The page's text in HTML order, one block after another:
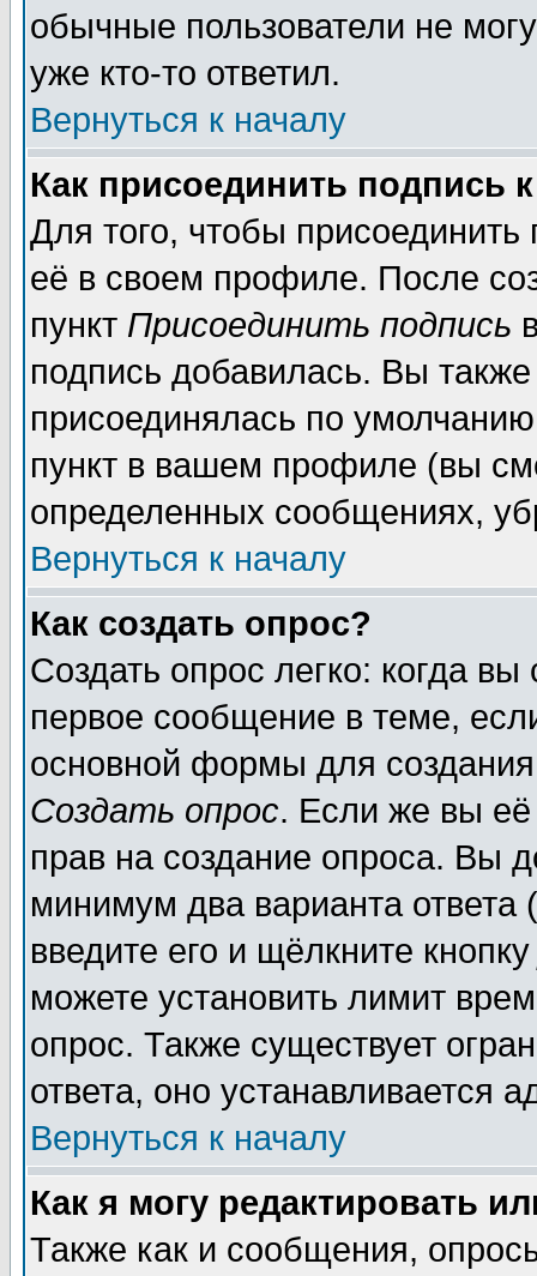
обычные пользователи не
уже кто-то ответил.
Вернуться к началу
Как присоединить подпись
Для того, чтобы
её в своем профиле. После
пункт Присоединить подпись
подпись добавилась. Вы
присоединялась по
пункт в вашем профиле (вы
определенных сообщениях,
Вернуться к началу
Как создать опрос?
Создать опрос легко: когда
первое сообщение в теме,
основной формы для
Создать опрос. Если же вы её
прав на создание опроса. Вы
минимум два варианта ответа
введите его и щёлкните
можете установить лимит
опрос. Также существует
ответа, оно устанавливается
Вернуться к началу
Как я могу редактировать
Также как и сообщения,